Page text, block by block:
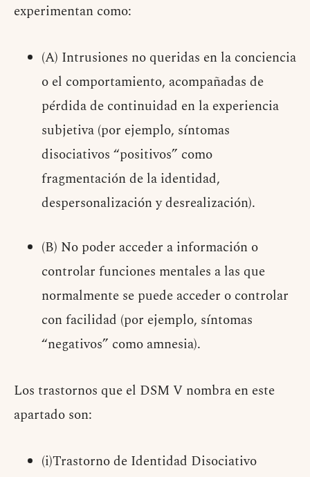
experimentan como:
(A) Intrusiones no queridas en la conciencia
o el comportamiento, acompañadas de
pérdida de continuidad en la experiencia
subjetiva (por ejemplo, síntomas
disociativos “positivos” como
fragmentación de la identidad,
despersonalización y desrealización).
(B) No poder acceder a información o
controlar funciones mentales a las que
normalmente se puede acceder o controlar
con facilidad (por ejemplo, síntomas
“negativos” como amnesia).
Los trastornos que el DSM V nombra en este
apartado son:
(i)Trastorno de Identidad Disociativo